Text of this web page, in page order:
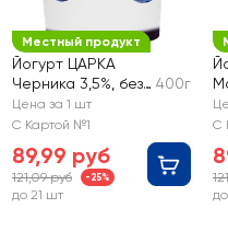
Местный продукт
Йогурт ЦАРКА
Черника 3,5%, без
змж
400г
Цена за 1 шт
С Картой №1
89,99 руб
121,09 руб -25%
до 21 шт
С